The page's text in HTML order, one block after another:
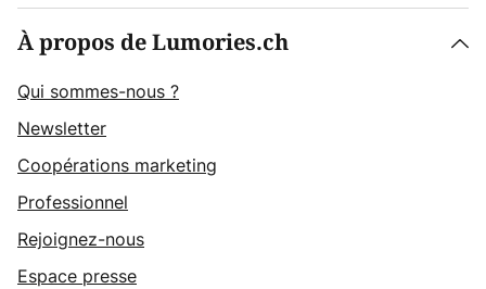
À propos de Lumories.ch
Qui sommes-nous ?
Newsletter
Coopérations marketing
Professionnel
Rejoignez-nous
Espace presse